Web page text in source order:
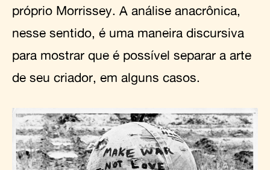
próprio Morrissey. A análise anacrônica,
nesse sentido, é uma maneira discursiva
para mostrar que é possível separar a arte
de seu criador, em alguns casos.